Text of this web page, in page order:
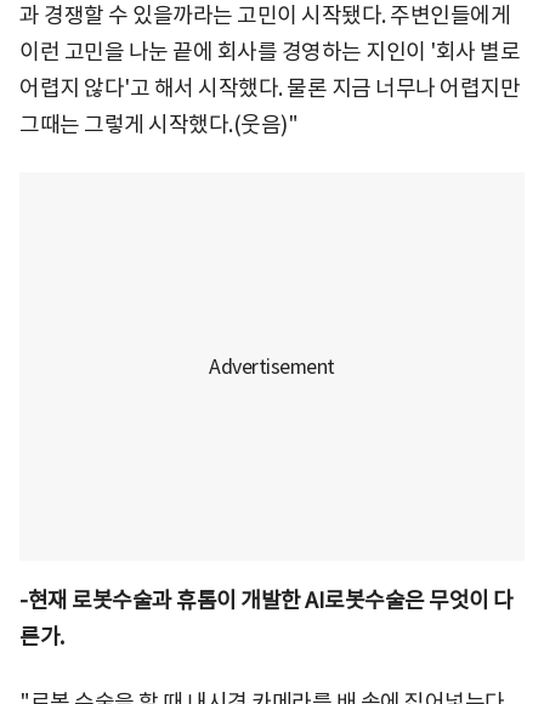
과 경쟁할 수 있을까라는 고민이 시작됐다. 주변인들에게
이런 고민을 나눈 끝에 회사를 경영하는 지인이 '회사 별로
어렵지 않다'고 해서 시작했다. 물론 지금 너무나 어렵지만
그때는 그렇게 시작했다.(웃음)"
-현재 로봇수술과 휴톰이 개발한 AI로봇수술은 무엇이 다
른가.